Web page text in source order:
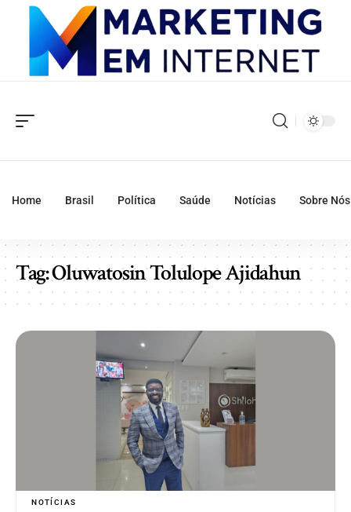
Home Brasil Política Saúde Notícias Sobre Nós
Tag:Oluwatosin Tolulope Ajidahun
NOTÍCIAS